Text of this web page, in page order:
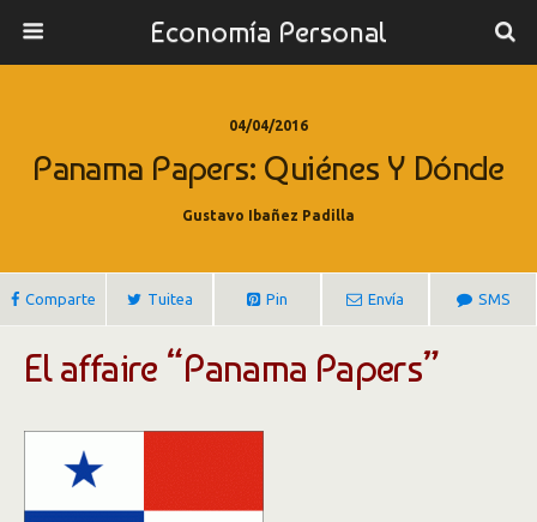
Economía Personal
04/04/2016
Panama Papers: Quiénes Y Dónde
Gustavo Ibañez Padilla
Comparte Tuitea Pin Envía SMS
El affaire “Panama Papers”